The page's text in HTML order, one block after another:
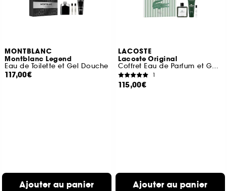
MONTBLANC
Montblanc Legend
Eau de Toilette et Gel Douche
117,00€
Ajouter au panier
LACOSTE
Lacoste Original
Coffret Eau de Parfum et Gel Douche
1
115,00€
Ajouter au panier